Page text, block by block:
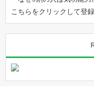
こちらをクリックして登